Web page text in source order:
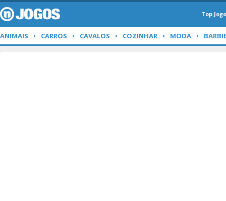
Top
ANIMAIS CARROS CAVALOS COZINHAR MODA